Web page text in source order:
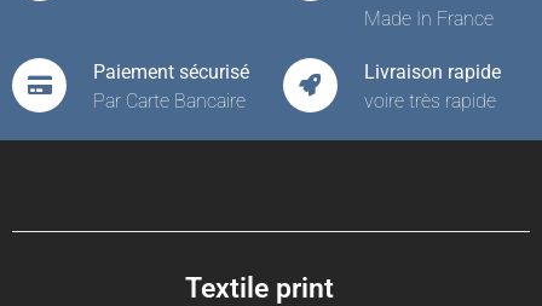
Made In France
Paiement sécurisé
Par Carte Bancaire
Livraison rapide
voire très rapide
Textile print